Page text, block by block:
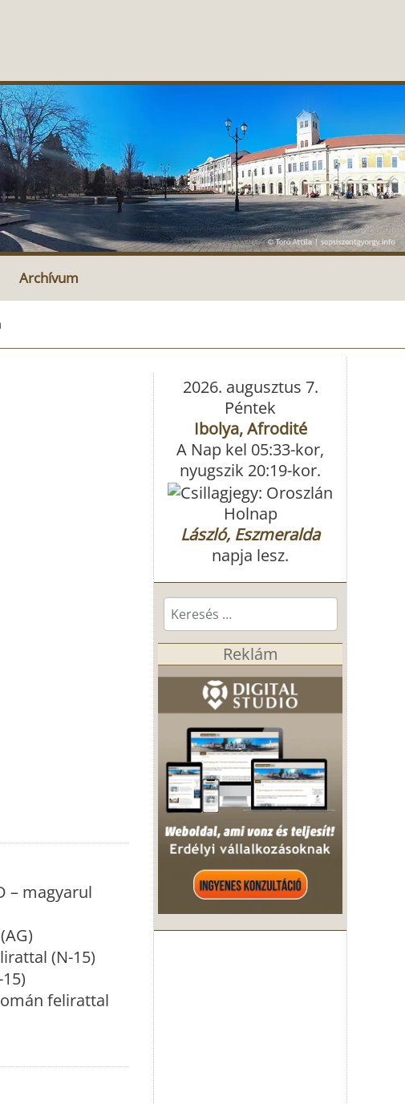
Archívum
– magyarul
(N-15)
felirattal
2026. augusztus 7.
Péntek
Ibolya, Afrodité
A Nap kel 05:33-kor,
nyugszik 20:19-kor.
Holnap
László, Eszmeralda
napja lesz.
Keresés...
Reklám